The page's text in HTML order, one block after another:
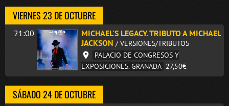
VIERNES 23 DE OCTUBRE
21:00
MICHAEL'S LEGACY. TRIBUTO A MICHAEL
JACKSON / VERSIONES/TRIBUTOS
PALACIO DE CONGRESOS Y
EXPOSICIONES. GRANADA 27,50€
SÁBADO 24 DE OCTUBRE